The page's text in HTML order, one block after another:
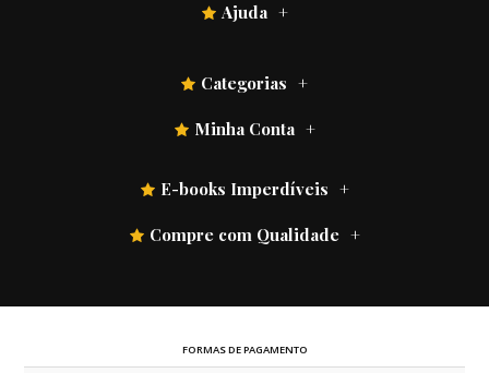
Ajuda
Categorias
Minha Conta
E-books Imperdíveis
Compre com Qualidade
FORMAS DE PAGAMENTO